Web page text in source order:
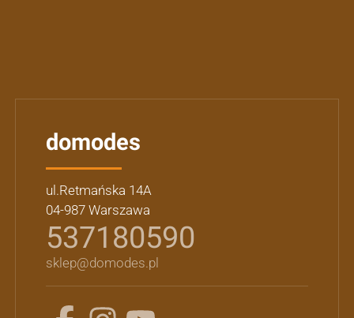
domodes
ul.Retmańska 14A
04-987 Warszawa
537180590
sklep@domodes.pl